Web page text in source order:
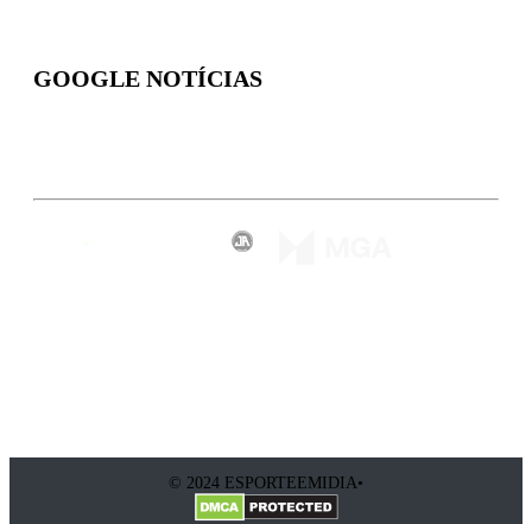
GOOGLE NOTÍCIAS
© 2024 ESPORTEEMIDIA•